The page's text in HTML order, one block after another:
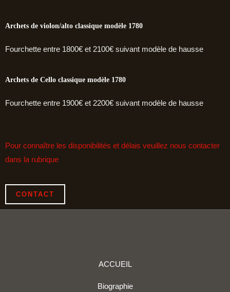
Archets de violon/alto classique modèle 1780
Fourchette entre 1800€ et 2100€ suivant modèle de hausse
Archets de Cello classique modèle 1780
Fourchette entre 1900€ et 2200€ suivant modèle de hausse
Pour connaître les disponibilités et délais veuillez nous contacter
dans la rubrique
CONTACT
ACCUEIL
Biographie